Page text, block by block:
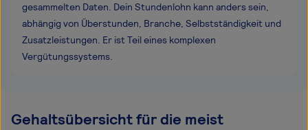
gesammelten Daten. Dein Stundenlohn kann anders sein,
abhängig von Überstunden, Branche, Selbstständigkeit und
Zusatzleistungen. Er ist Teil eines komplexen
Vergütungssystems.
Gehaltsübersicht für die meist